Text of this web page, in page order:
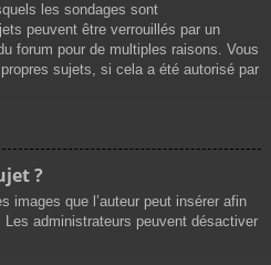
les sondages sont
peuvent être verrouillés par un
forum pour de multiples raisons. Vous
sujets, si cela a été autorisé par
?
images que l’auteur peut insérer afin
administrateurs peuvent désactiver